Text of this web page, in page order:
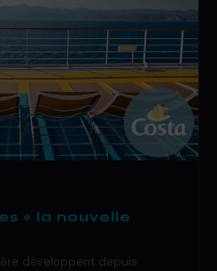
« la nouvelle
développent depuis